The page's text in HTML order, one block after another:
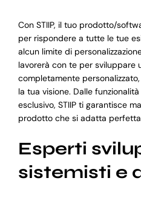
Con STIIP, il tuo prodotto/
per rispondere a tutte le tue
alcun limite di
lavorerà con te per sviluppare
completamente
la tua visione. Dalle
esclusivo, STIIP ti garantisce
prodotto che si adatta
Esperti
sistemisti e